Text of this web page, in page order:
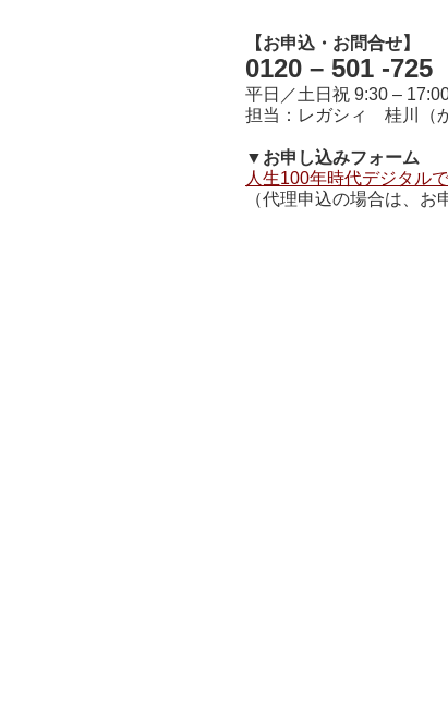
【お申込・お問合せ】
0120 – 501 -725
平日／土日祝 9:30 –
担当：レガシィ 桂川（
▼お申し込みフォーム
人生100年時代デジタル
（代理申込の場合は、